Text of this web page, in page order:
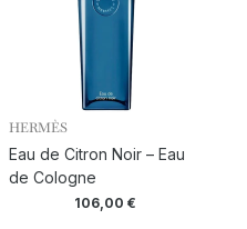
HERMÈS
Eau de Citron Noir – Eau
de Cologne
106,00€